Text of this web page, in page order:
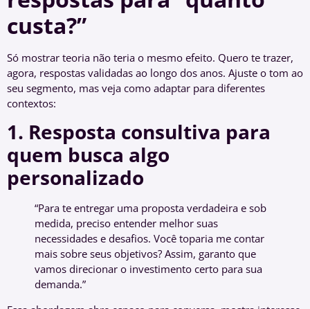
custa?”
Só mostrar teoria não teria o mesmo efeito. Quero te trazer,
agora, respostas validadas ao longo dos anos. Ajuste o tom ao
seu segmento, mas veja como adaptar para diferentes
contextos:
1. Resposta consultiva para
quem busca algo
personalizado
“Para te entregar uma proposta verdadeira e sob
medida, preciso entender melhor suas
necessidades e desafios. Você toparia me contar
mais sobre seus objetivos? Assim, garanto que
vamos direcionar o investimento certo para sua
demanda.”